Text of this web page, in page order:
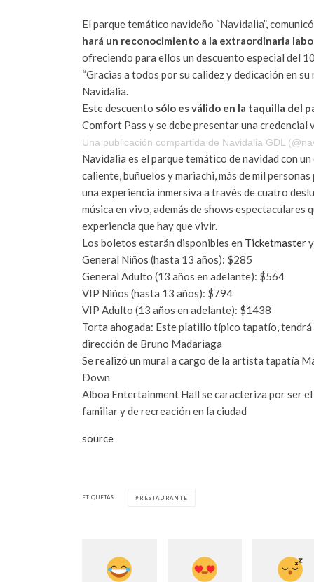
El parque temático navideño “Navidalia”,
hará un reconocimiento a la extraordinaria
ofreciendo para ellos un descuento especial del
“Gracias a todos por su calidez y dedicación en
Navidalia.
Este descuento sólo es válido en la taquilla del
Comfort Pass y se debe presentar una
Una publicación compartida de Navidalia GDL
Navidalia es el parque temático de navidad con
caliente, buñuelos y mariachi, más de mil
una experiencia inmersiva a través de cuatro
música en vivo, además de shows espectaculares
experiencia que hay que vivir.
Los boletos estarán disponibles en Ticketmaster
General Niños (hasta 13 años): $285
General Adulto (13 años en adelante): $564
VIP Niños (hasta 13 años): $794
VIP Adulto (13 años en adelante): $1438
Torta ahogada: Este platillo típico tapatío, tendrá
dirección de Bruno Madariaga
Se realizó un mural a cargo de la artista tapatía
Down
Alboa Entertainment Hall se caracteriza por ser
familiar y de recreación en la ciudad
source
ETIQUETAS RESTAURANTE